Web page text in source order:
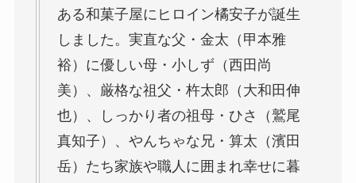
ある和菓子屋にヒロイン橘安子が誕生
しました。実直な父・金太（甲本雅
裕）に優しい母・小しず（西田尚
美）、厳格な祖父・杵太郎（大和田伸
也）、しっかり者の祖母・ひさ（鷲尾
真知子）、やんちゃな兄・算太（濱田
岳）たち家族や職人に囲まれ幸せに暮